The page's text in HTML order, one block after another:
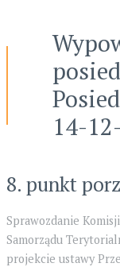
14-
8. punkt
Sprawozdanie
Samorządu
projekcie ustawy